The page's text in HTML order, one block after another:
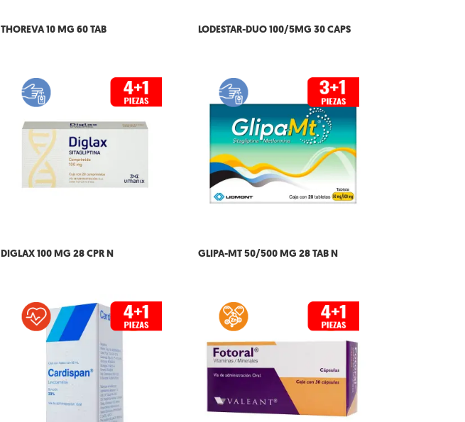
THOREVA 10 MG 60 TAB LODESTAR-DUO 100/5MG 30 CAPS
DIGLAX 100 MG 28 CPR N GLIPA-MT 50/500 MG 28 TAB N